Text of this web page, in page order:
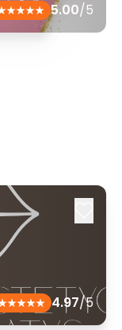
5.00/5
4.97/5